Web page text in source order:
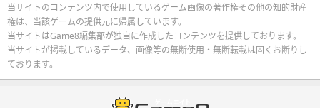
当サイトのコンテンツ内で使用しているゲーム画像の著作権その他の知的財産
権は、当該ゲームの提供元に帰属しています。
当サイトはGame8編集部が独自に作成したコンテンツを提供しております。
当サイトが掲載しているデータ、画像等の無断使用・無断転載は固くお断りし
ております。